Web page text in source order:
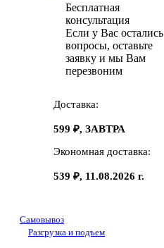
Бесплатная
консультация
Если у Вас остались
вопросы, оставьте
заявку и мы Вам
перезвоним
Доставка:
599 ₽, ЗАВТРА
Экономная доставка:
539 ₽, 11.08.2026 г.
Самовывоз
Разгрузка и подъем